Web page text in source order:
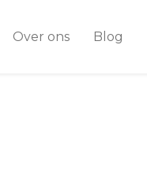
Over ons Blog